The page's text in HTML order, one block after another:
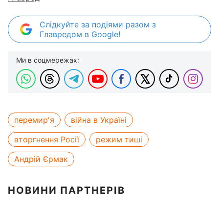
Слідкуйте за подіями разом з
Главредом в Google!
Ми в соцмережах:
перемир'я
війна в Україні
вторгнення Росії
режим тиші
Андрій Єрмак
НОВИНИ ПАРТНЕРІВ